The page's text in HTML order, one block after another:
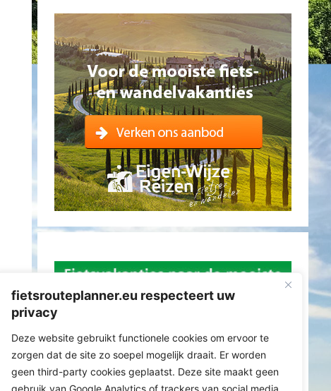
fietsrouteplanner.eu respecteert uw
privacy
Deze website gebruikt functionele cookies om ervoor te
zorgen dat de site zo soepel mogelijk draait. Er worden
geen third-party cookies geplaatst. Deze site maakt geen
gebruik van Google Analytics of trackers van social media